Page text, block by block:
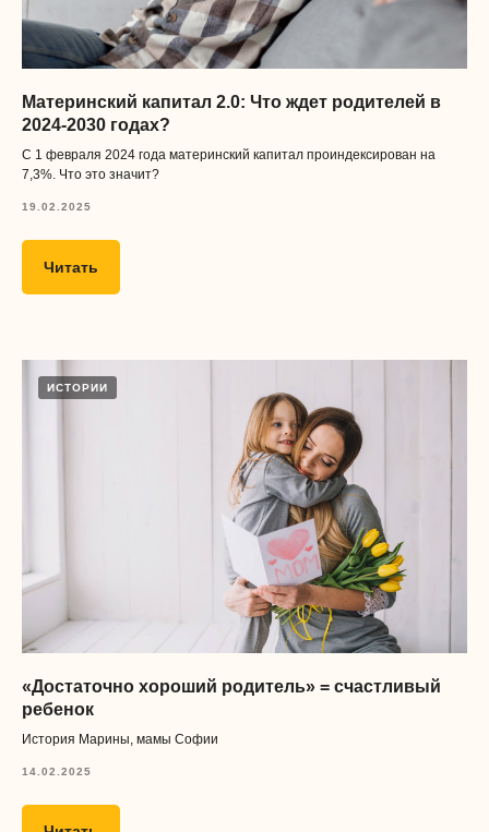
Материнский капитал 2.0: Что ждет родителей в
2024-2030 годах?
С 1 февраля 2024 года материнский капитал проиндексирован на
7,3%. Что это значит?
19.02.2025
Читать
ИСТОРИИ
«Достаточно хороший родитель» = счастливый
ребенок
История Марины, мамы Софии
14.02.2025
Предметы
флагман
Получать материалы
Нажимая на кнопку, я даю согласие
обработку и распространение
, а также
соглашаюсь с
договором оферты
Получать
материалы